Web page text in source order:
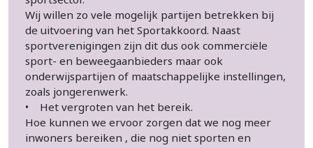
Wij willen zo vele mogelijk partijen betrekken bij
de uitvoering van het Sportakkoord. Naast
sportverenigingen zijn dit dus ook commerciële
sport- en beweegaanbieders maar ook
onderwijspartijen of maatschappelijke instellingen,
zoals jongerenwerk.
• Het vergroten van het bereik.
Hoe kunnen we ervoor zorgen dat we nog meer
inwoners bereiken , die nog niet sporten en